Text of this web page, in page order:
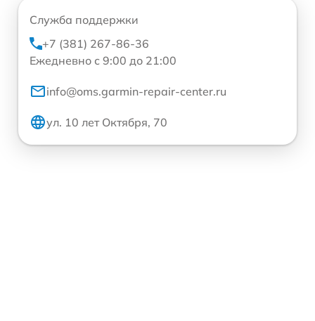
Служба поддержки
+7 (381) 267-86-36
Ежедневно с 9:00 до 21:00
info@oms.garmin-repair-center.ru
ул. 10 лет Октября, 70